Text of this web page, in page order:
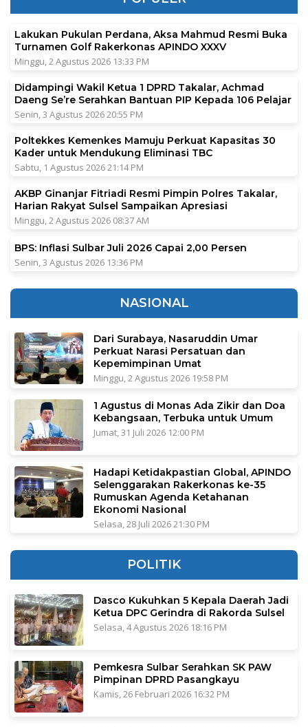
Lakukan Pukulan Perdana, Aksa Mahmud Resmi Buka
Turnamen Golf Rakerkonas APINDO XXXV
Minggu, 2 Agustus 2026 13:33 PM
Didampingi Wakil Ketua 1 DPRD Takalar, Achmad
Daeng Se’re Serahkan Bantuan PIP Kepada 106 Pelajar
Senin, 3 Agustus 2026 20:55 PM
Poltekkes Kemenkes Mamuju Perkuat Kapasitas 30
Kader untuk Mendukung Eliminasi TBC
Sabtu, 1 Agustus 2026 21:14 PM
AKBP Ginanjar Fitriadi Resmi Pimpin Polres Takalar,
Harian Rakyat Sulsel Sampaikan Apresiasi
Minggu, 2 Agustus 2026 08:37 AM
BPS: Inflasi Sulbar Juli 2026 Capai 2,00 Persen
Senin, 3 Agustus 2026 13:36 PM
NASIONAL
Dari Surabaya, Nasaruddin Umar
Perkuat Narasi Persatuan dan
Kepemimpinan Umat
Minggu, 2 Agustus 2026 19:58 PM
1 Agustus di Monas Ada Zikir dan Doa
Kebangsaan, Terbuka untuk Umum
Jumat, 31 Juli 2026 12:00 PM
Hadapi Ketidakpastian Global, APINDO
Selenggarakan Rakerkonas ke-35
Rumuskan Agenda Ketahanan
Ekonomi Nasional
Selasa, 28 Juli 2026 21:30 PM
POLITIK
Dasco Kukuhkan 5 Kepala Daerah Jadi
Ketua DPC Gerindra di Rakorda Sulsel
Selasa, 4 Agustus 2026 18:16 PM
Pemkesra Sulbar Serahkan SK PAW
Pimpinan DPRD Pasangkayu
Kamis, 26 Februari 2026 16:32 PM